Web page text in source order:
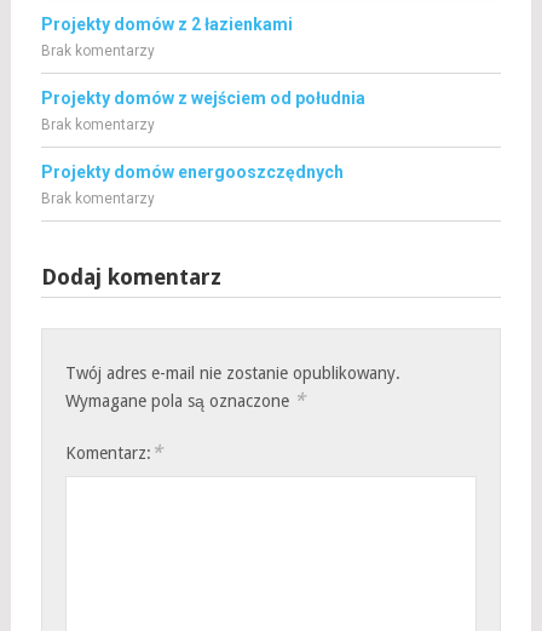
Projekty domów z 2 łazienkami
Brak komentarzy
Projekty domów z wejściem od południa
Brak komentarzy
Projekty domów energooszczędnych
Brak komentarzy
Dodaj komentarz
Twój adres e-mail nie zostanie opublikowany.
Wymagane pola są oznaczone *
Komentarz: *